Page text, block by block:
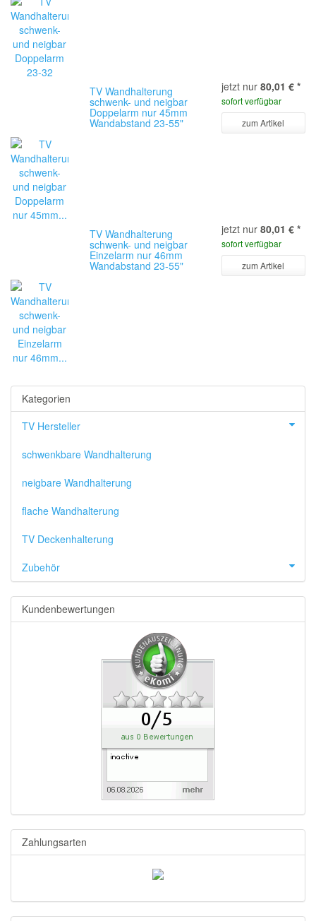
TV Wandhalterung
schwenk- und neigbar
Doppelarm nur 45mm
Wandabstand 23-55"
jetzt nur 80,01 € *
sofort verfügbar
zum Artikel
TV Wandhalterung
schwenk- und neigbar
Einzelarm nur 46mm
Wandabstand 23-55"
jetzt nur 80,01 € *
sofort verfügbar
zum Artikel
Kategorien
TV Hersteller
schwenkbare Wandhalterung
neigbare Wandhalterung
flache Wandhalterung
TV Deckenhalterung
Zubehör
Kundenbewertungen
Zahlungsarten